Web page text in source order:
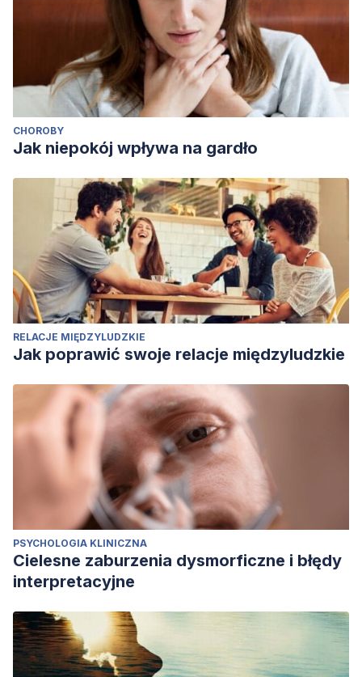
CHOROBY
Jak niepokój wpływa na gardło
RELACJE MIĘDZYLUDZKIE
Jak poprawić swoje relacje międzyludzkie
PSYCHOLOGIA KLINICZNA
Cielesne zaburzenia dysmorficzne i błędy
interpretacyjne